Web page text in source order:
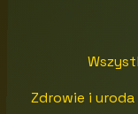
Zdrowie i uroda